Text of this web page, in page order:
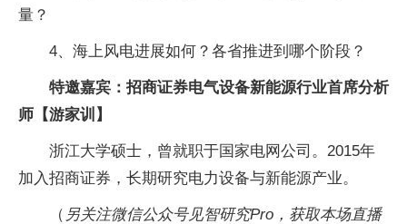
量？
4、海上风电进展如何？各省推进到哪个阶段？
特邀嘉宾：招商证券电气设备新能源行业首席分析
师【游家训】
浙江大学硕士，曾就职于国家电网公司。2015年
加入招商证券，长期研究电力设备与新能源产业。
（ 另关注微信公众号见智研究Pro，获取本场直播